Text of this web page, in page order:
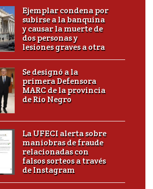
Ejemplar condena por
subirse a la banquina
y causar la muerte de
dos personas y
lesiones graves a otra
Se designó a la
primera Defensora
MARC de la provincia
de Río Negro
La UFECI alerta sobre
maniobras de fraude
relacionadas con
falsos sorteos a través
de Instagram